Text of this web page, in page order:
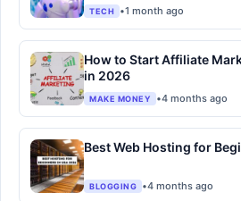
TECH •1 month ago
How to Start Affiliate
in 2026
MAKE MONEY •4 months ago
Best Web Hosting for
BLOGGING •4 months ago